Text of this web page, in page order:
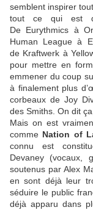
semblent inspirer
tout ce qui est
De Eurythmics à
Human League à
de Kraftwerk à
pour mettre en
emmener du coup
à finalement plus
corbeaux de Joy
des Smiths . On dit
Mais on est
comme Nation of
connu est
Devaney (vocaux,
soutenus par Alex
en sont déjà leur
séduire le public
déjà apparu dans